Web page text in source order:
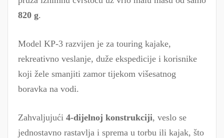
820 g.
Model KP-3 razvijen je za touring kajake,
rekreativno veslanje, duže ekspedicije i korisnike
koji žele smanjiti zamor tijekom višesatnog
boravka na vodi.
Zahvaljujući 4-dijelnoj konstrukciji, veslo se
jednostavno rastavlja i sprema u torbu ili kajak, što